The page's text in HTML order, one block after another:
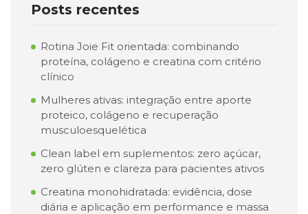
Posts recentes
Rotina Joie Fit orientada: combinando
proteína, colágeno e creatina com critério
clínico
Mulheres ativas: integração entre aporte
proteico, colágeno e recuperação
musculoesquelética
Clean label em suplementos: zero açúcar,
zero glúten e clareza para pacientes ativos
Creatina monohidratada: evidência, dose
diária e aplicação em performance e massa